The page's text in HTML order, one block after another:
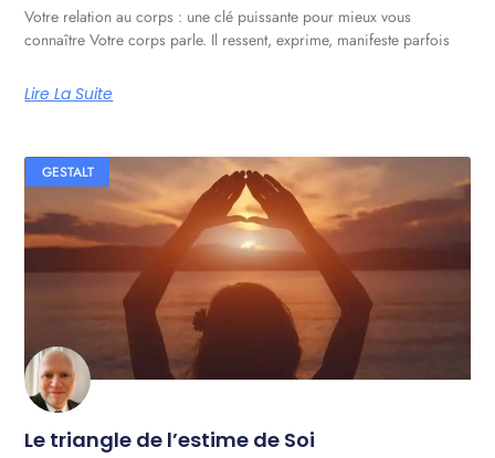
Votre relation au corps : une clé puissante pour mieux vous
connaître Votre corps parle. Il ressent, exprime, manifeste parfois
Lire La Suite
GESTALT
Le triangle de l’estime de Soi